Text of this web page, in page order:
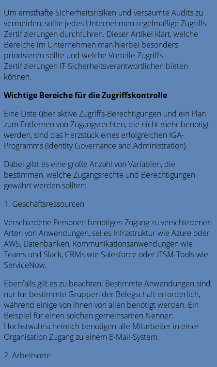
Um ernsthafte Sicherheitsrisiken und versäumte Audits zu
vermeiden, sollte jedes Unternehmen regelmäßige Zugriffs-
Zertifizierungen durchführen. Dieser Artikel klärt, welche
Bereiche im Unternehmen man hierbei besonders
priorisieren sollte und welche Vorteile Zugriffs-
Zertifizierungen IT-Sicherheitsverantwortlichen bieten
können.
Wichtige Bereiche für die Zugriffskontrolle
Eine Liste über aktive Zugriffs-Berechtigungen und ein Plan
zum Entfernen von Zugangsrechten, die nicht mehr benötigt
werden, sind das Herzstück eines erfolgreichen IGA-
Programms (Identity Governance and Administration).
Dabei gibt es eine große Anzahl von Variablen, die
bestimmen, welche Zugangsrechte und Berechtigungen
gewährt werden sollten:
1. Geschäftsressourcen
Verschiedene Personen benötigen Zugang zu verschiedenen
Arten von Anwendungen, sei es Infrastruktur wie Azure oder
AWS, Datenbanken, Kommunikationsanwendungen wie
Teams und Slack, CRMs wie Salesforce oder ITSM-Tools wie
ServiceNow.
Ebenfalls gilt es zu beachten: Bestimmte Anwendungen sind
nur für bestimmte Gruppen der Belegschaft erforderlich,
während einige von ihnen von allen benötigt werden. Ein
Beispiel für einen solchen gemeinsamen Nenner:
Höchstwahrscheinlich benötigen alle Mitarbeiter in einer
Organisation Zugang zu einem E-Mail-System.
2. Arbeitsorte